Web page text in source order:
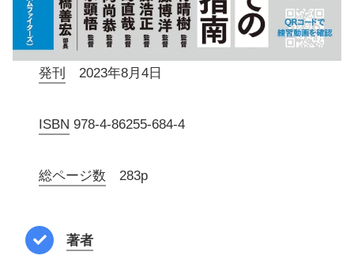
発刊 2023年8月4日
ISBN 978-4-86255-684-4
総ページ数 283p
著者